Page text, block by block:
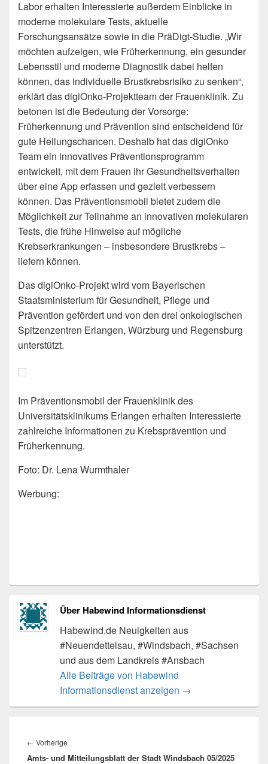
Labor erhalten Interessierte außerdem Einblicke in
moderne molekulare Tests, aktuelle
Forschungsansätze sowie in die PräDigt-Studie. „Wir
möchten aufzeigen, wie Früherkennung, ein gesunder
Lebensstil und moderne Diagnostik dabei helfen
können, das individuelle Brustkrebsrisiko zu senken“,
erklärt das digiOnko-Projektteam der Frauenklinik. Zu
betonen ist die Bedeutung der Vorsorge:
Früherkennung und Prävention sind entscheidend für
gute Heilungschancen. Deshalb hat das digiOnko
Team ein innovatives Präventionsprogramm
entwickelt, mit dem Frauen ihr Gesundheitsverhalten
über eine App erfassen und gezielt verbessern
können. Das Präventionsmobil bietet zudem die
Möglichkeit zur Teilnahme an innovativen molekularen
Tests, die frühe Hinweise auf mögliche
Krebserkrankungen – insbesondere Brustkrebs –
liefern können.
Das digiOnko-Projekt wird vom Bayerischen
Staatsministerium für Gesundheit, Pflege und
Prävention gefördert und von den drei onkologischen
Spitzenzentren Erlangen, Würzburg und Regensburg
unterstützt.
Im Präventionsmobil der Frauenklinik des
Universitätsklinikums Erlangen erhalten Interessierte
zahlreiche Informationen zu Krebsprävention und
Früherkennung.
Foto: Dr. Lena Wurmthaler
Werbung:
Über Habewind Informationsdienst
Habewind.de Neuigkeiten aus
#Neuendettelsau, #Windsbach, #Sachsen
und aus dem Landkreis #Ansbach
Alle Beiträge von Habewind
Informationsdienst anzeigen →
← Vorherige
Beitrag:
Amts- und Mitteilungsblatt der Stadt Windsbach 05/2025